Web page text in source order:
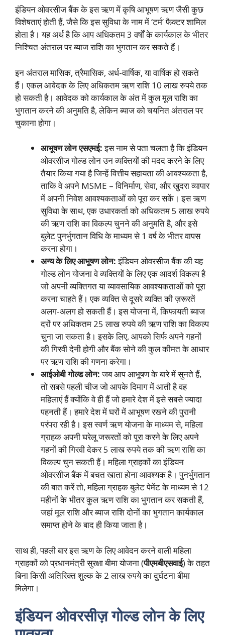
इंडियन ओवरसीज बैंक के इस ऋण में कृषि आभूषण ऋण जैसी कुछ
विशेषताएं होती हैं, जैसे कि इस सुविधा के नाम में ‘टर्म’ फैक्टर शामिल
होता है। यह अर्थ है कि आप अधिकतम 3 वर्षों के कार्यकाल के भीतर
निश्चित अंतराल पर ब्याज राशि का भुगतान कर सकते हैं।
इन अंतराल मासिक, त्रैमासिक, अर्ध-वार्षिक, या वार्षिक हो सकते
हैं। एकल आवेदक के लिए अधिकतम ऋण राशि 10 लाख रुपये तक
हो सकती है। आवेदक को कार्यकाल के अंत में कुल मूल राशि का
भुगतान करने की अनुमति है, लेकिन ब्याज को चयनित अंतराल पर
चुकाना होगा।
आभूषण लोन एसएमई:इस नाम से पता चलता है कि इंडियन
ओवरसीज गोल्ड लोन उन व्यक्तियों की मदद करने के लिए
तैयार किया गया है जिन्हें वित्तीय सहायता की आवश्यकता है,
ताकि वे अपने MSME – विनिर्माण, सेवा, और खुदरा व्यापार
में अपनी निवेश आवश्यकताओं को पूरा कर सकें। इस ऋण
सुविधा के साथ, एक उधारकर्ता को अधिकतम 5 लाख रुपये
की ऋण राशि का विकल्प चुनने की अनुमति है, और इसे
बुलेट पुनर्भुगतान विधि के माध्यम से 1 वर्ष के भीतर वापस
करना होगा।
अन्य के लिए आभूषण लोन:इंडियन ओवरसीज बैंक की यह
गोल्ड लोन योजना वे व्यक्तियों के लिए एक आदर्श विकल्प है
जो अपनी व्यक्तिगत या व्यावसायिक आवश्यकताओं को पूरा
करना चाहते हैं। एक व्यक्ति से दूसरे व्यक्ति की ज़रूरतें
अलग-अलग हो सकती हैं। इस योजना में, किफायती ब्याज
दरों पर अधिकतम 25 लाख रुपये की ऋण राशि का विकल्प
चुना जा सकता है। इसके लिए, आपको सिर्फ अपने गहनों
की गिरवी देनी होगी और बैंक सोने की कुल कीमत के आधार
पर ऋण राशि की गणना करेगा।
आईओबी गोल्ड लोन:जब आप आभूषण के बारे में सुनते हैं,
तो सबसे पहली चीज जो आपके दिमाग में आती है वह
महिलाएं हैं क्योंकि वे ही हैं जो हमारे देश में इसे सबसे ज्यादा
पहनती हैं। हमारे देश में घरों में आभूषण रखने की पुरानी
परंपरा रही है। इस स्वर्ण ऋण योजना के माध्यम से, महिला
ग्राहक अपनी घरेलू जरूरतों को पूरा करने के लिए अपने
गहनों की गिरवी देकर 5 लाख रुपये तक की ऋण राशि का
विकल्प चुन सकती हैं। महिला ग्राहकों का इंडियन
ओवरसीज बैंक में बचत खाता होना आवश्यक है। पुनर्भुगतान
की बात करें तो, महिला ग्राहक बुलेट पेमेंट के माध्यम से 12
महीनों के भीतर कुल ऋण राशि का भुगतान कर सकती हैं,
जहां मूल राशि और ब्याज राशि दोनों का भुगतान कार्यकाल
समाप्त होने के बाद ही किया जाता है।
साथ ही, पहली बार इस ऋण के लिए आवेदन करने वाली महिला
ग्राहकों को प्रधानमंत्री सुरक्षा बीमा योजना (पीएमबीएसवाई) के तहत
बिना किसी अतिरिक्त शुल्क के 2 लाख रुपये का दुर्घटना बीमा
मिलेगा।
इंडियन ओवरसीज़ गोल्ड लोन के लिए